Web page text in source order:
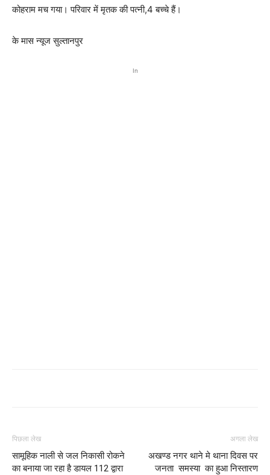
कोहराम मच गया। परिवार में मृतक की पत्नी,4 बच्चे हैं।
के मास न्यूज सुल्तानपुर
In
पिछला लेख
सामूहिक नाली से जल निकासी रोकने
का बनाया जा रहा है डायल 112 द्वारा
अगला लेख
अखण्ड नगर थाने मे थाना दिवस पर
जनता समस्या का हुआ निस्तारण